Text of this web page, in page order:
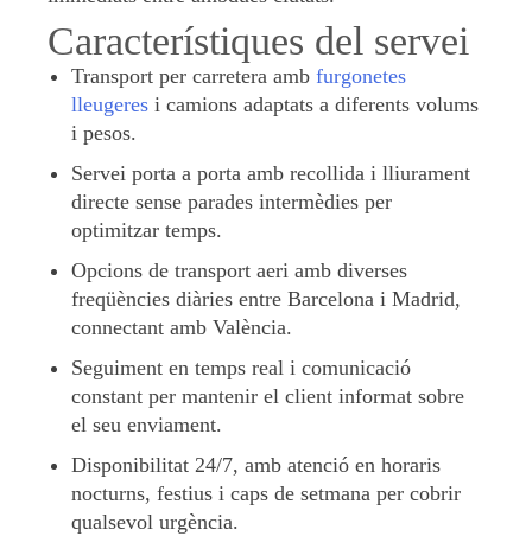
Característiques del servei
Transport per carretera amb furgonetes
lleugeres i camions adaptats a diferents volums
i pesos.
Servei porta a porta amb recollida i lliurament
directe sense parades intermèdies per
optimitzar temps.
Opcions de transport aeri amb diverses
freqüències diàries entre Barcelona i Madrid,
connectant amb València.
Seguiment en temps real i comunicació
constant per mantenir el client informat sobre
el seu enviament.
Disponibilitat 24/7, amb atenció en horaris
nocturns, festius i caps de setmana per cobrir
qualsevol urgència.